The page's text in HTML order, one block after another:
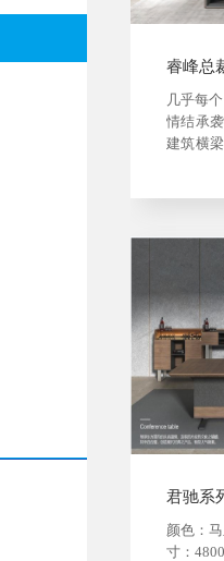
睿峰总
几乎每
情结 承
建筑 横
君驰系
颜色：
寸：